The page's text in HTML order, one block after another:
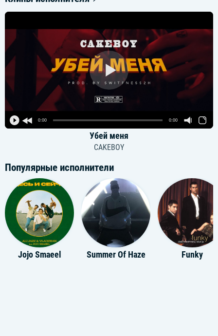
0:00 0:00
Убей меня
CAKEBOY
Популярные исполнители
Jojo Smaeel Summer Of Haze Funky